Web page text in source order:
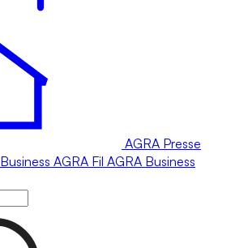
AGRA Presse
Business AGRA Fil AGRA Business